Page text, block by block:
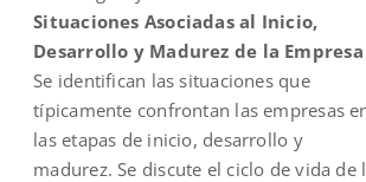
Situaciones Asociadas al Inicio,
Desarrollo y Madurez de la Empresa
Se identifican las situaciones que
típicamente confrontan las empresas
las etapas de inicio, desarrollo y
madurez. Se discute el ciclo de vida de